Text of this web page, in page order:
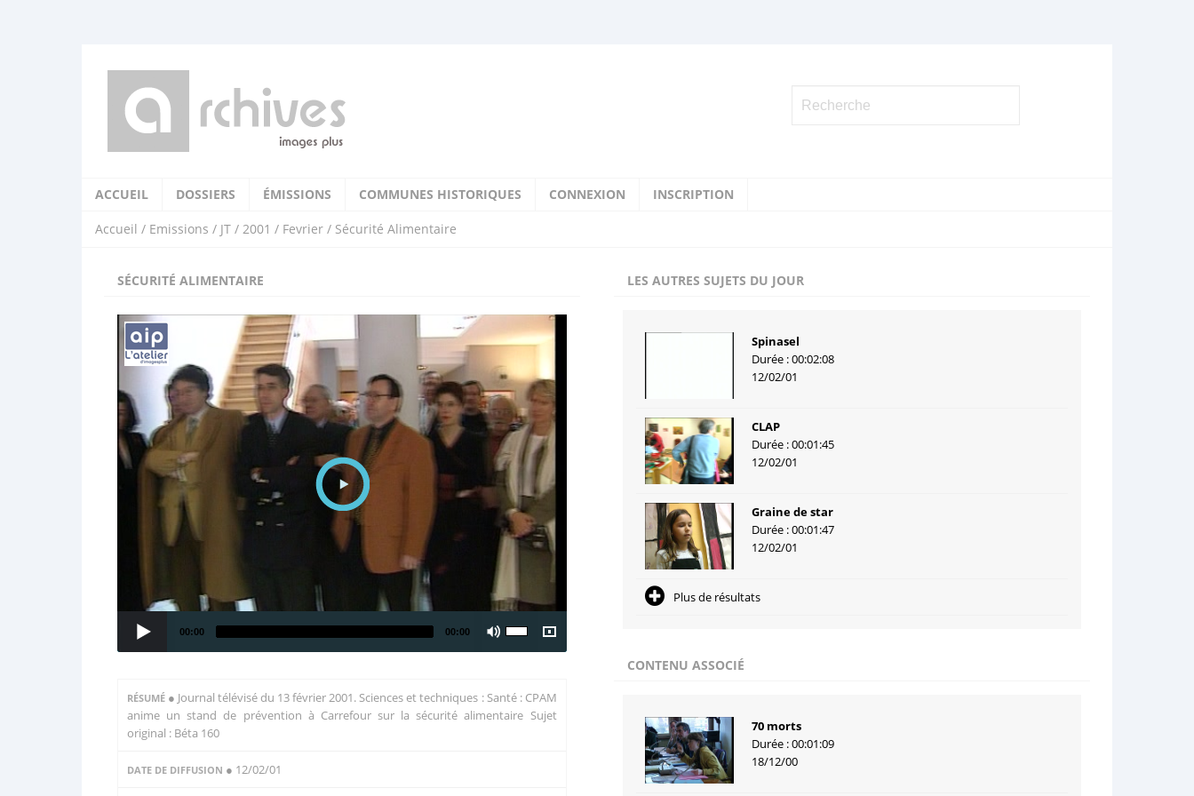
ACCUEIL DOSSIERS ÉMISSIONS COMMUNES HISTORIQUES CONNEXION INSCRIPTION
Accueil / Emissions / JT / 2001 / Fevrier / Sécurité Alimentaire
SÉCURITÉ ALIMENTAIRE
00:00 00:00
RÉSUMÉ ● Journal télévisé du 13 février 2001. Sciences et techniques : Santé : CPAM
anime un stand de prévention à Carrefour sur la sécurité alimentaire Sujet
original : Béta 160
DATE DE DIFFUSION ● 12/02/01
LES AUTRES SUJETS DU JOUR
Spinasel
Durée : 00:02:08
12/02/01
CLAP
Durée : 00:01:45
12/02/01
Graine de star
Durée : 00:01:47
12/02/01
Plus de résultats
CONTENU ASSOCIÉ
70 morts
Durée : 00:01:09
18/12/00